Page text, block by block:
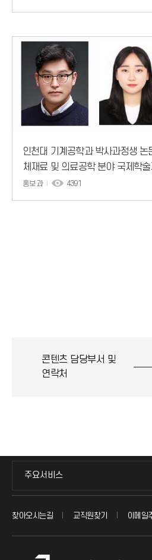
인천대 기계공학과 박사과정생 논
체재료 및 의료공학 분야 국제학
지 논문 선정
홍보과 4391
콘텐츠 담당부서 및
연락처
주요서비스
찾아오시는길 교직원찾기 이메일